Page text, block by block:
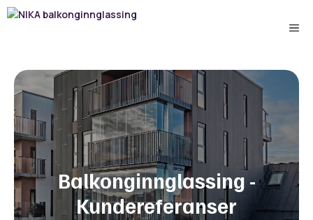
Hopp
Balkonginnglassing -
Kundereferanser